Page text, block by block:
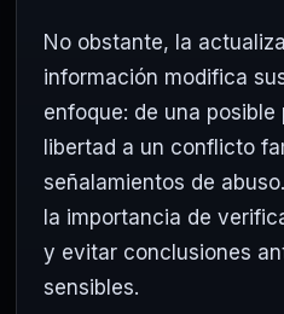
No obstante, la
información modifica
enfoque: de una
libertad a un conflicto
señalamientos de
la importancia de
y evitar conclusiones
sensibles.